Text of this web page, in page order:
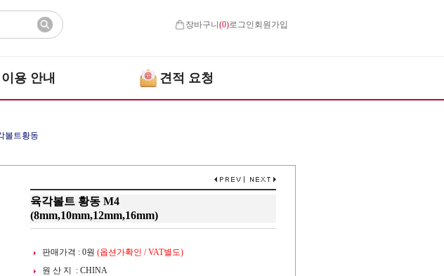
장바구니(0)로그인 회원가입
이용 안내 견적 요청
볼트황동
육각볼트 황동 M4
(8mm,10mm,12mm,16mm)
판매가격 : 0원 (옵션가확인 / VAT별도)
원 산 지 : CHINA